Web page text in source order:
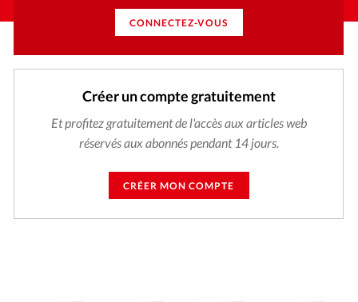
Tour du monde des Eglises
Vie Intérieure
CONNECTEZ-VOUS
Créer un compte gratuitement
Et profitez gratuitement de l'accès aux articles web
réservés aux abonnés pendant 14 jours.
CRÉER MON COMPTE